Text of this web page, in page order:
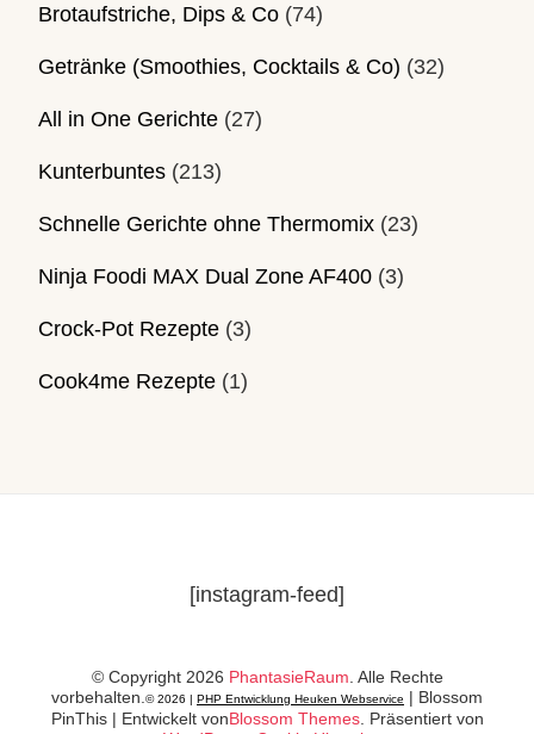
Brotaufstriche, Dips & Co (74)
Getränke (Smoothies, Cocktails & Co) (32)
All in One Gerichte (27)
Kunterbuntes (213)
Schnelle Gerichte ohne Thermomix (23)
Ninja Foodi MAX Dual Zone AF400 (3)
Crock-Pot Rezepte (3)
Cook4me Rezepte (1)
[instagram-feed]
© Copyright 2026 PhantasieRaum . Alle Rechte
vorbehalten. © 2026 | PHP Entwicklung Heuken Webservice | Blossom
PinThis | Entwickelt vonBlossom Themes. Präsentiert von